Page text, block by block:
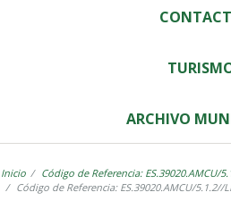
ARCHIVO
Inicio
Código de Referencia: ES.39020.AMCU/
Código de Referencia: ES.39020.AMCU/5.1.2//